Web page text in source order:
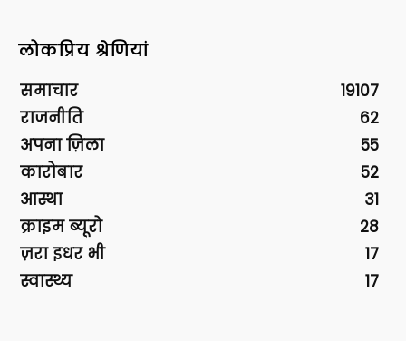
लोकप्रिय श्रेणियां
समाचार
19107
राजनीति
62
अपना ज़िला
55
कारोबार
52
आस्था
31
क्राइम ब्यूरो
28
ज़रा इधर भी
17
स्वास्थ्य
17